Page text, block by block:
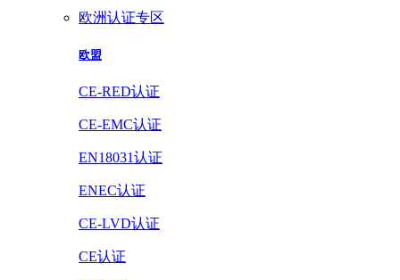
欧洲认证专区
欧盟
CE-RED认证
CE-EMC认证
EN18031认证
ENEC认证
CE-LVD认证
CE认证